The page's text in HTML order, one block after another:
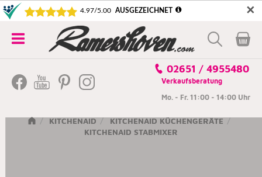
✕
5€ SICHERN! NEWSLETTER ABONNIEREN
Kategorien
02651 / 4955480
Verkaufsberatung
Mo. - Fr. 11:00 - 14:00 Uhr
KITCHENAID
KITCHENAID KÜCHENGERÄTE
KITCHENAID STABMIXER